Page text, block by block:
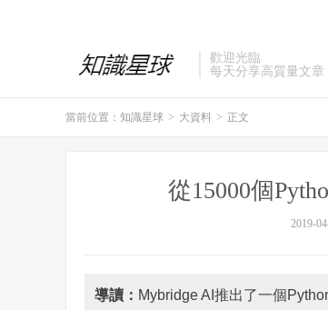
歡迎光臨
每天分享高質量文章
當前位置： 知識星球 > 大資料 > 正文
從15000個
2019-
導讀： Mybridge AI推出了一個